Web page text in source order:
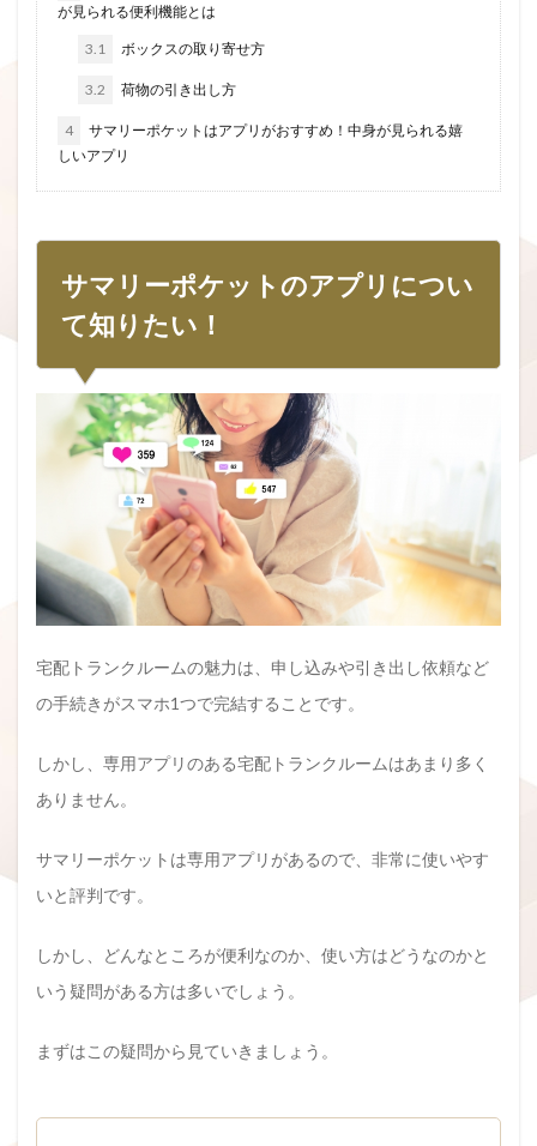
が見られる便利機能とは
3.1 ボックスの取り寄せ方
3.2 荷物の引き出し方
4
サマリーポケットはアプリがおすすめ！中身が見られる嬉
しいアプリ
サマリーポケットのアプリについ
て知りたい！
宅配トランクルームの魅力は、申し込みや引き出し依頼など
の手続きがスマホ1つで完結することです。
しかし、専用アプリのある宅配トランクルームはあまり多く
ありません。
サマリーポケットは専用アプリがあるので、非常に使いやす
いと評判です。
しかし、どんなところが便利なのか、使い方はどうなのかと
いう疑問がある方は多いでしょう。
まずはこの疑問から見ていきましょう。